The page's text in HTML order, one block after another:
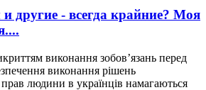
другие - всегда крайние? Моя
виконання зобов’язань перед
виконання рішень
людини в українців намагаються